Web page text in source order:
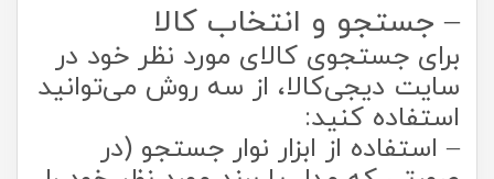
– جستجو و انتخاب کالا
برای جستجوی کالای مورد نظر خود در
سایت دیجی‏‌کالا، از سه روش می‏‌توانید
استفاده کنید:
– استفاده از ابزار نوار جستجو (در